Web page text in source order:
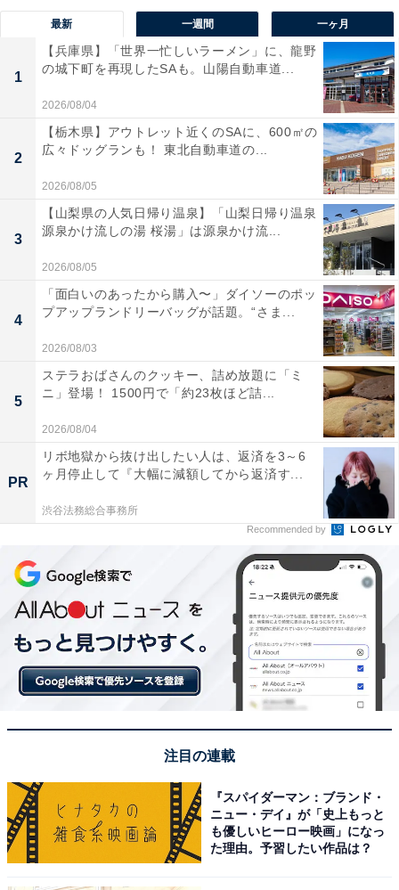
最新 一週間 一ヶ月
1
【兵庫県】「世界一忙しいラーメン」に、龍野
の城下町を再現したSAも。山陽自動車道...
2026/08/04
2
【栃木県】アウトレット近くのSAに、600㎡の
広々ドッグランも！ 東北自動車道の...
2026/08/05
3
【山梨県の人気日帰り温泉】「山梨日帰り温泉
源泉かけ流しの湯 桜湯」は源泉かけ流...
2026/08/05
4
「面白いのあったから購入〜」ダイソーのポッ
プアップランドリーバッグが話題。“さま...
2026/08/03
5
ステラおばさんのクッキー、詰め放題に「ミ
ニ」登場！ 1500円で「約23枚ほど詰...
2026/08/04
PR
リボ地獄から抜け出したい人は、返済を3～6
ヶ月停止して『大幅に減額してから返済す...
渋谷法務総合事務所
Recommended by
注目の連載
『スパイダーマン：ブランド・
ニュー・デイ』が「史上もっと
も優しいヒーロー映画」になっ
た理由。予習したい作品は？